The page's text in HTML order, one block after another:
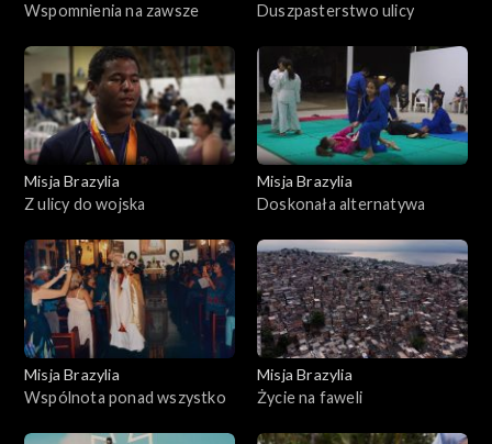
Wspomnienia na zawsze
Duszpasterstwo ulicy
Misja Brazylia
Z ulicy do wojska
Misja Brazylia
Doskonała alternatywa
Misja Brazylia
Wspólnota ponad wszystko
Misja Brazylia
Życie na faweli